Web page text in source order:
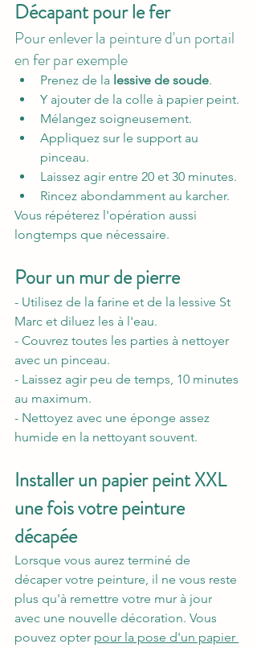
Décapant pour le fer
Pour enlever la peinture d'un portail
en fer par exemple
Prenez de la lessive de soude.
Y ajouter de la colle à papier peint.
Mélangez soigneusement.
Appliquez sur le support au
pinceau.
Laissez agir entre 20 et 30 minutes.
Rincez abondamment au karcher.
Vous répéterez l'opération aussi
longtemps que nécessaire.
Pour un mur de pierre
- Utilisez de la farine et de la lessive St
Marc et diluez les à l'eau.
- Couvrez toutes les parties à nettoyer
avec un pinceau.
- Laissez agir peu de temps, 10 minutes
au maximum.
- Nettoyez avec une éponge assez
humide en la nettoyant souvent.
Installer un papier peint XXL
une fois votre peinture
décapée
Lorsque vous aurez terminé de
décaper votre peinture, il ne vous reste
plus qu'à remettre votre mur à jour
avec une nouvelle décoration. Vous
pouvez opter pour la pose d'un papier